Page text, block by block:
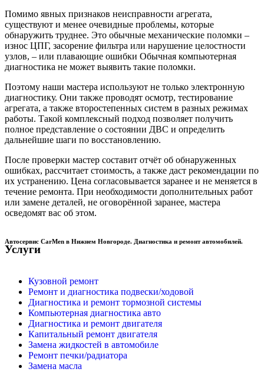
Помимо явных признаков неисправности агрегата,
существуют и менее очевидные проблемы, которые
обнаружить труднее. Это обычные механические поломки –
износ ЦПГ, засорение фильтра или нарушение целостности
узлов, – или плавающие ошибки Обычная компьютерная
диагностика не может выявить такие поломки.
Поэтому наши мастера используют не только электронную
диагностику. Они также проводят осмотр, тестирование
агрегата, а также второстепенных систем в разных режимах
работы. Такой комплексный подход позволяет получить
полное представление о состоянии ДВС и определить
дальнейшие шаги по восстановлению.
После проверки мастер составит отчёт об обнаруженных
ошибках, рассчитает стоимость, а также даст рекомендации по
их устранению. Цена согласовывается заранее и не меняется в
течение ремонта. При необходимости дополнительных работ
или замене деталей, не оговорённой заранее, мастера
осведомят вас об этом.
Автосервис CarMen в Нижнем Новгороде. Диагностика и ремонт автомобилей.
Услуги
Кузовной ремонт
Ремонт и диагностика подвески/ходовой
Диагностика и ремонт тормозной системы
Компьютерная диагностика авто
Диагностика и ремонт двигателя
Капитальный ремонт двигателя
Замена жидкостей в автомобиле
Ремонт печки/радиатора
Замена масла